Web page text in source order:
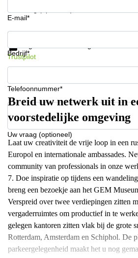
Nijmegen
E-mail*
Bedrijf*
Telefoonnummer*
Uw vraag (optioneel)
Krijg informatie en prijzen
Trustpilot
Breid uw netwerk uit in
voorstedelijke omgeving
Laat uw creativiteit de vrije loop in een
Europol en internationale ambassades.
community van professionals in onze
7. Doe inspiratie op tijdens een
breng een bezoekje aan het GEM
Verspreid over twee verdiepingen zitten
vergaderruimtes om productief in te
gelegen kantoren zitten vlak bij de grote
Rotterdam, Amsterdam en Schiphol. De
parkeergelegenheid maakt het u nog